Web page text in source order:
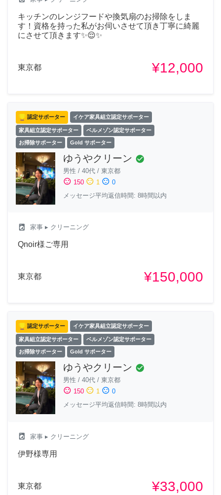
キッチンのレンジフードや換気扇のお掃除をしま
す！資格を持った私がお伺いさせて頂き丁寧に綺麗
にさせて頂きます✨😌✨
東京都 ¥12,000
認定サポーター イケア家具組立認定サポーター
家具組立認定サポーター ベルメゾン認定サポーター
お掃除サポーター Gold サポーター
ゆうやクリーン check_circle
男性 / 40代 / 東京都
sentiment_satisfied 150 sentiment_neutral 1 sentiment_dissatisfied 0
メッセージ平均返信時間: 8時間以内
local_laundry_service 家事 ▸ クリーニング
Qnoir様ご専用
東京都 ¥150,000
認定サポーター イケア家具組立認定サポーター
家具組立認定サポーター ベルメゾン認定サポーター
お掃除サポーター Gold サポーター
ゆうやクリーン check_circle
男性 / 40代 / 東京都
sentiment_satisfied 150 sentiment_neutral 1 sentiment_dissatisfied 0
メッセージ平均返信時間: 8時間以内
local_laundry_service 家事 ▸ クリーニング
伊野様専用
東京都 ¥33,000